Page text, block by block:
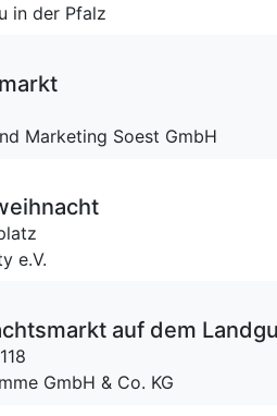
in der Pfalz
Marketing Soest GmbH
e.V.
auf dem
GmbH & Co. KG